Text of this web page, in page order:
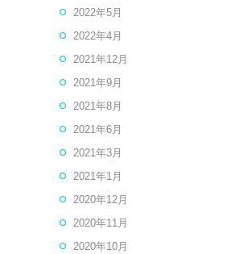
2022年5月
2022年4月
2021年12月
2021年9月
2021年8月
2021年6月
2021年3月
2021年1月
2020年12月
2020年11月
2020年10月